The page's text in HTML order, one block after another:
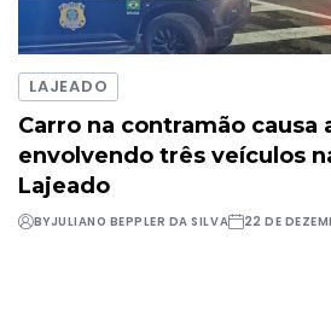
LAJEADO
Carro na contramão causa
envolvendo três veículos
Lajeado
BYJULIANO BEPPLER DA SILVA 22 DE